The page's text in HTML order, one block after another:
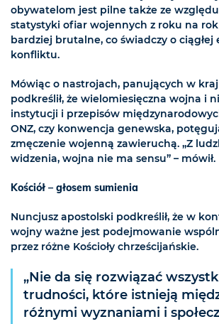
obywatelom jest pilne także ze
statystyki ofiar wojennych z roku na rok
bardziej brutalne, co świadczy o ciągłej
konfliktu.
Mówiąc o nastrojach, panujących w
podkreślił, że wielomiesięczna wojna i
instytucji i przepisów
ONZ, czy konwencja genewska,
zmęczenie wojenną zawieruchą. „Z
widzenia, wojna nie ma sensu” – mówił.
Kościół – głosem sumienia
Nuncjusz apostolski podkreślił, że w
wojny ważne jest podejmowanie
przez różne Kościoły chrześcijańskie.
„Nie da się rozwiązać
trudności, które istnieją
różnymi wyznaniami i